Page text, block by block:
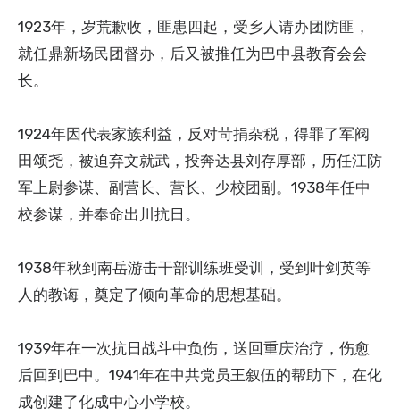
1923年，岁荒歉收，匪患四起，受乡人请办团防匪，
就任鼎新场民团督办，后又被推任为巴中县教育会会
长。
1924年因代表家族利益，反对苛捐杂税，得罪了军阀
田颂尧，被迫弃文就武，投奔达县刘存厚部，历任江防
军上尉参谋、副营长、营长、少校团副。1938年任中
校参谋，并奉命出川抗日。
1938年秋到南岳游击干部训练班受训，受到叶剑英等
人的教诲，奠定了倾向革命的思想基础。
1939年在一次抗日战斗中负伤，送回重庆治疗，伤愈
后回到巴中。1941年在中共党员王叙伍的帮助下，在化
成创建了化成中心小学校。